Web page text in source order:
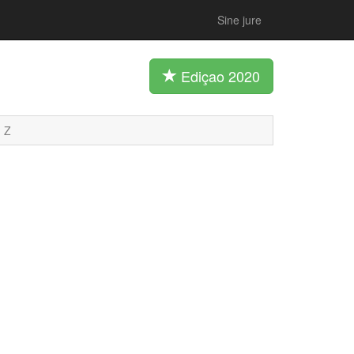
Sine jure
Ediçao 2020
Z